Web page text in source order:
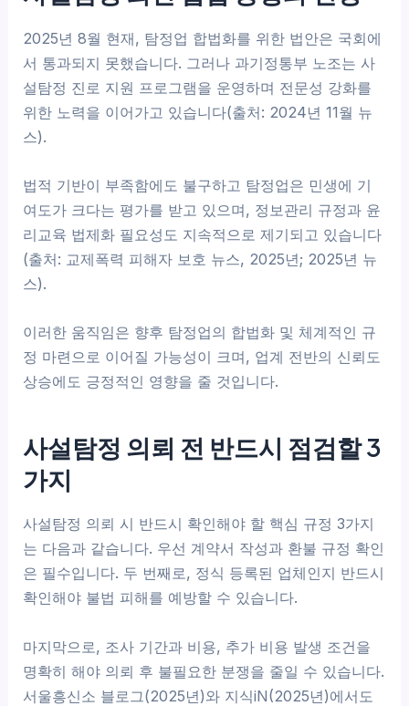
2025년 8월 현재, 탐정업 합법화를 위한 법안은 국회에
서 통과되지 못했습니다. 그러나 과기정통부 노조는 사
설탐정 진로 지원 프로그램을 운영하며 전문성 강화를
위한 노력을 이어가고 있습니다(출처: 2024년 11월 뉴
스).
법적 기반이 부족함에도 불구하고 탐정업은 민생에 기
여도가 크다는 평가를 받고 있으며, 정보관리 규정과 윤
리교육 법제화 필요성도 지속적으로 제기되고 있습니다
(출처: 교제폭력 피해자 보호 뉴스, 2025년; 2025년 뉴
스).
이러한 움직임은 향후 탐정업의 합법화 및 체계적인 규
정 마련으로 이어질 가능성이 크며, 업계 전반의 신뢰도
상승에도 긍정적인 영향을 줄 것입니다.
사설탐정 의뢰 전 반드시 점검할 3
가지
사설탐정 의뢰 시 반드시 확인해야 할 핵심 규정 3가지
는 다음과 같습니다. 우선 계약서 작성과 환불 규정 확인
은 필수입니다. 두 번째로, 정식 등록된 업체인지 반드시
확인해야 불법 피해를 예방할 수 있습니다.
마지막으로, 조사 기간과 비용, 추가 비용 발생 조건을
명확히 해야 의뢰 후 불필요한 분쟁을 줄일 수 있습니다.
서울흥신소 블로그(2025년)와 지식iN(2025년)에서도